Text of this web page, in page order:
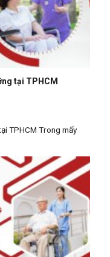
tại TPHCM
TPHCM Trong mấy